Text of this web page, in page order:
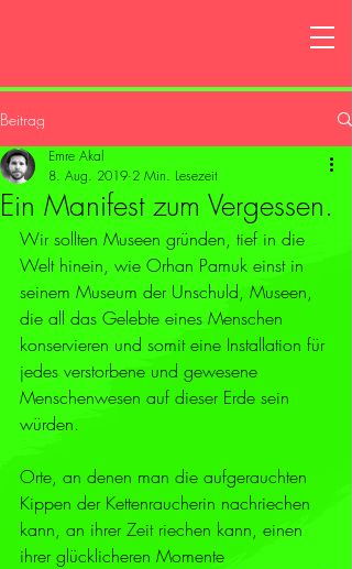
Beitrag
Ein Manifest zum Vergessen.
Emre Akal
8. Aug. 2019 2 Min. Lesezeit
Wir sollten Museen gründen, tief in die
Welt hinein, wie Orhan Pamuk einst in
seinem Museum der Unschuld, Museen,
die all das Gelebte eines Menschen
konservieren und somit eine Installation für
jedes verstorbene und gewesene
Menschenwesen auf dieser Erde sein
würden.
Orte, an denen man die aufgerauchten
Kippen der Kettenraucherin nachriechen
kann, an ihrer Zeit riechen kann, einen
ihrer glücklicheren Momente